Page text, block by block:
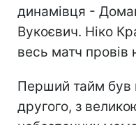
динамівця -
Вукоєвич. Ніко
весь матч провів
Перший тайм був
другого, з